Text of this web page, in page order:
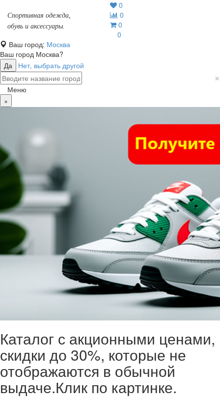
Спортивная одежда,
обувь и аксессуары.
0
0
0
0
Ваш город: Москва
Ваш город Москва?
Да
Нет, выбрать другой
×
Меню
×
Каталог с акционными ценами,
скидки до 30%, которые не
отображаются в обычной
выдаче.Клик по картинке.